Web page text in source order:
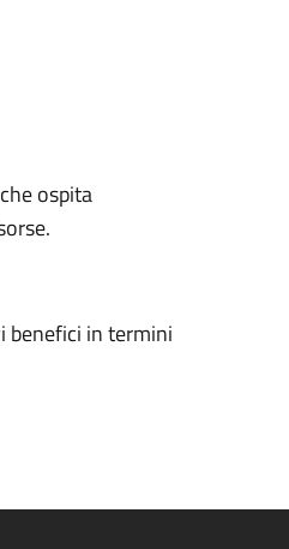
ospita
in termini